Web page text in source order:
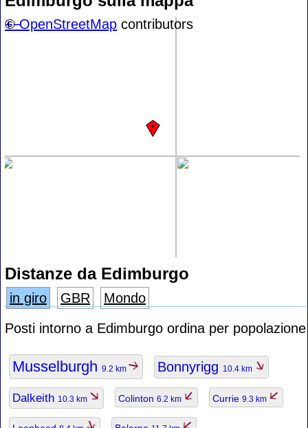
+−
©OpenStreetMap contributors
Distanze da Edimburgo
in giro GBR
Mondo
Posti intorno a Edimburgo ordina per popolazione
Musselburgh 9.2 km Bonnyrigg 10.4 km
Dalkeith 10.3 km Colinton 6.2 km Currie 9.3 km